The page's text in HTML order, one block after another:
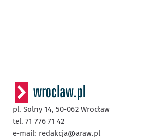
pl. Solny 14, 50-062 Wrocław
tel. 71 776 71 42
e-mail: redakcja@araw.pl